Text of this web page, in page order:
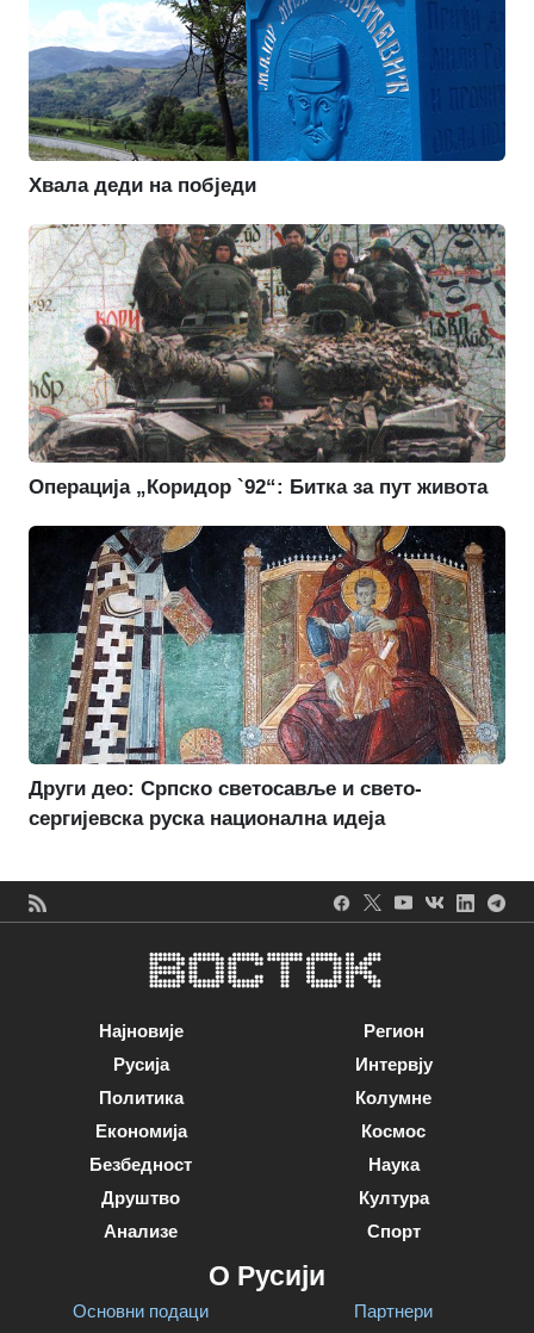
Хвала деди на побједи
Операција „Коридор `92“: Битка за пут живота
Други део: Српско светосавље и свето-
сергијевска руска национална идеја
Најновије
Русија
Политика
Економија
Безбедност
Друштво
Анализе
Регион
Интервју
Колумне
Космос
Наука
Култура
Спорт
О Русији
Основни подаци Партнери